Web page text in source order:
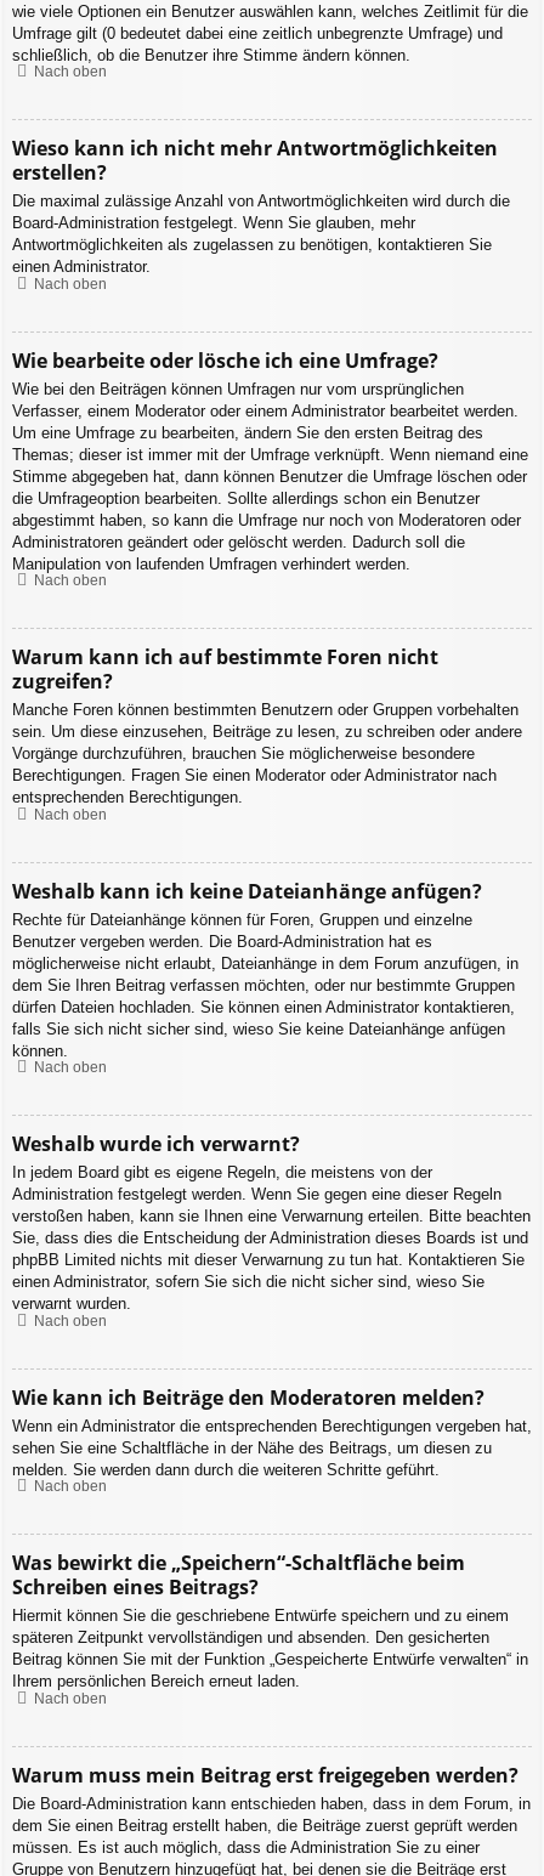
wie viele Optionen ein Benutzer auswählen kann, welches Zeitlimit für die
Umfrage gilt (0 bedeutet dabei eine zeitlich unbegrenzte Umfrage) und
schließlich, ob die Benutzer ihre Stimme ändern können.
Nach oben
Wieso kann ich nicht mehr Antwortmöglichkeiten
erstellen?
Die maximal zulässige Anzahl von Antwortmöglichkeiten wird durch die
Board-Administration festgelegt. Wenn Sie glauben, mehr
Antwortmöglichkeiten als zugelassen zu benötigen, kontaktieren Sie
einen Administrator.
Nach oben
Wie bearbeite oder lösche ich eine Umfrage?
Wie bei den Beiträgen können Umfragen nur vom ursprünglichen
Verfasser, einem Moderator oder einem Administrator bearbeitet werden.
Um eine Umfrage zu bearbeiten, ändern Sie den ersten Beitrag des
Themas; dieser ist immer mit der Umfrage verknüpft. Wenn niemand eine
Stimme abgegeben hat, dann können Benutzer die Umfrage löschen oder
die Umfrageoption bearbeiten. Sollte allerdings schon ein Benutzer
abgestimmt haben, so kann die Umfrage nur noch von Moderatoren oder
Administratoren geändert oder gelöscht werden. Dadurch soll die
Manipulation von laufenden Umfragen verhindert werden.
Nach oben
Warum kann ich auf bestimmte Foren nicht
zugreifen?
Manche Foren können bestimmten Benutzern oder Gruppen vorbehalten
sein. Um diese einzusehen, Beiträge zu lesen, zu schreiben oder andere
Vorgänge durchzuführen, brauchen Sie möglicherweise besondere
Berechtigungen. Fragen Sie einen Moderator oder Administrator nach
entsprechenden Berechtigungen.
Nach oben
Weshalb kann ich keine Dateianhänge anfügen?
Rechte für Dateianhänge können für Foren, Gruppen und einzelne
Benutzer vergeben werden. Die Board-Administration hat es
möglicherweise nicht erlaubt, Dateianhänge in dem Forum anzufügen, in
dem Sie Ihren Beitrag verfassen möchten, oder nur bestimmte Gruppen
dürfen Dateien hochladen. Sie können einen Administrator kontaktieren,
falls Sie sich nicht sicher sind, wieso Sie keine Dateianhänge anfügen
können.
Nach oben
Weshalb wurde ich verwarnt?
In jedem Board gibt es eigene Regeln, die meistens von der
Administration festgelegt werden. Wenn Sie gegen eine dieser Regeln
verstoßen haben, kann sie Ihnen eine Verwarnung erteilen. Bitte beachten
Sie, dass dies die Entscheidung der Administration dieses Boards ist und
phpBB Limited nichts mit dieser Verwarnung zu tun hat. Kontaktieren Sie
einen Administrator, sofern Sie sich die nicht sicher sind, wieso Sie
verwarnt wurden.
Nach oben
Wie kann ich Beiträge den Moderatoren melden?
Wenn ein Administrator die entsprechenden Berechtigungen vergeben hat,
sehen Sie eine Schaltfläche in der Nähe des Beitrags, um diesen zu
melden. Sie werden dann durch die weiteren Schritte geführt.
Nach oben
Was bewirkt die „Speichern“-Schaltfläche beim
Schreiben eines Beitrags?
Hiermit können Sie die geschriebene Entwürfe speichern und zu einem
späteren Zeitpunkt vervollständigen und absenden. Den gesicherten
Beitrag können Sie mit der Funktion „Gespeicherte Entwürfe verwalten“ in
Ihrem persönlichen Bereich erneut laden.
Nach oben
Warum muss mein Beitrag erst freigegeben werden?
Die Board-Administration kann entschieden haben, dass in dem Forum, in
dem Sie einen Beitrag erstellt haben, die Beiträge zuerst geprüft werden
müssen. Es ist auch möglich, dass die Administration Sie zu einer
Gruppe von Benutzern hinzugefügt hat, bei denen sie die Beiträge erst